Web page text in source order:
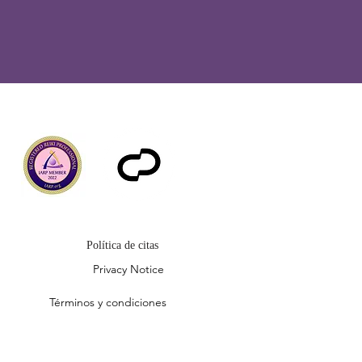
Política de citas
Privacy Notice
Términos y condiciones